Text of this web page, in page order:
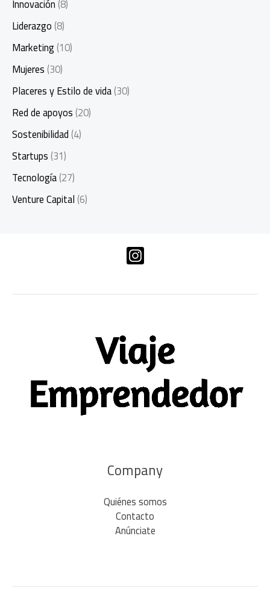
Innovación(8)
Liderazgo(8)
Marketing(10)
Mujeres(30)
Placeres y Estilo de vida(30)
Red de apoyos(20)
Sostenibilidad(4)
Startups(31)
Tecnología(27)
Venture Capital(6)
Company
Quiénes somos
Contacto
Anúnciate